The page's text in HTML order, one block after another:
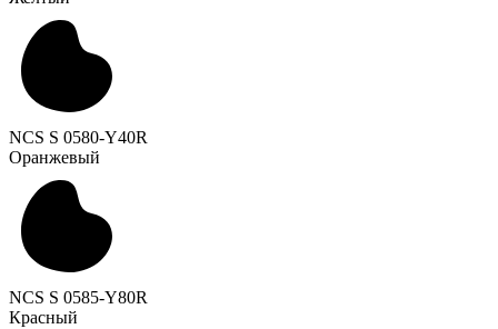
NCS S 0580-Y40R
Оранжевый
NCS S 0585-Y80R
Красный